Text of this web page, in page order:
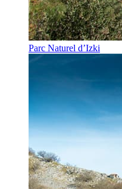
Parc Naturel d’Izki